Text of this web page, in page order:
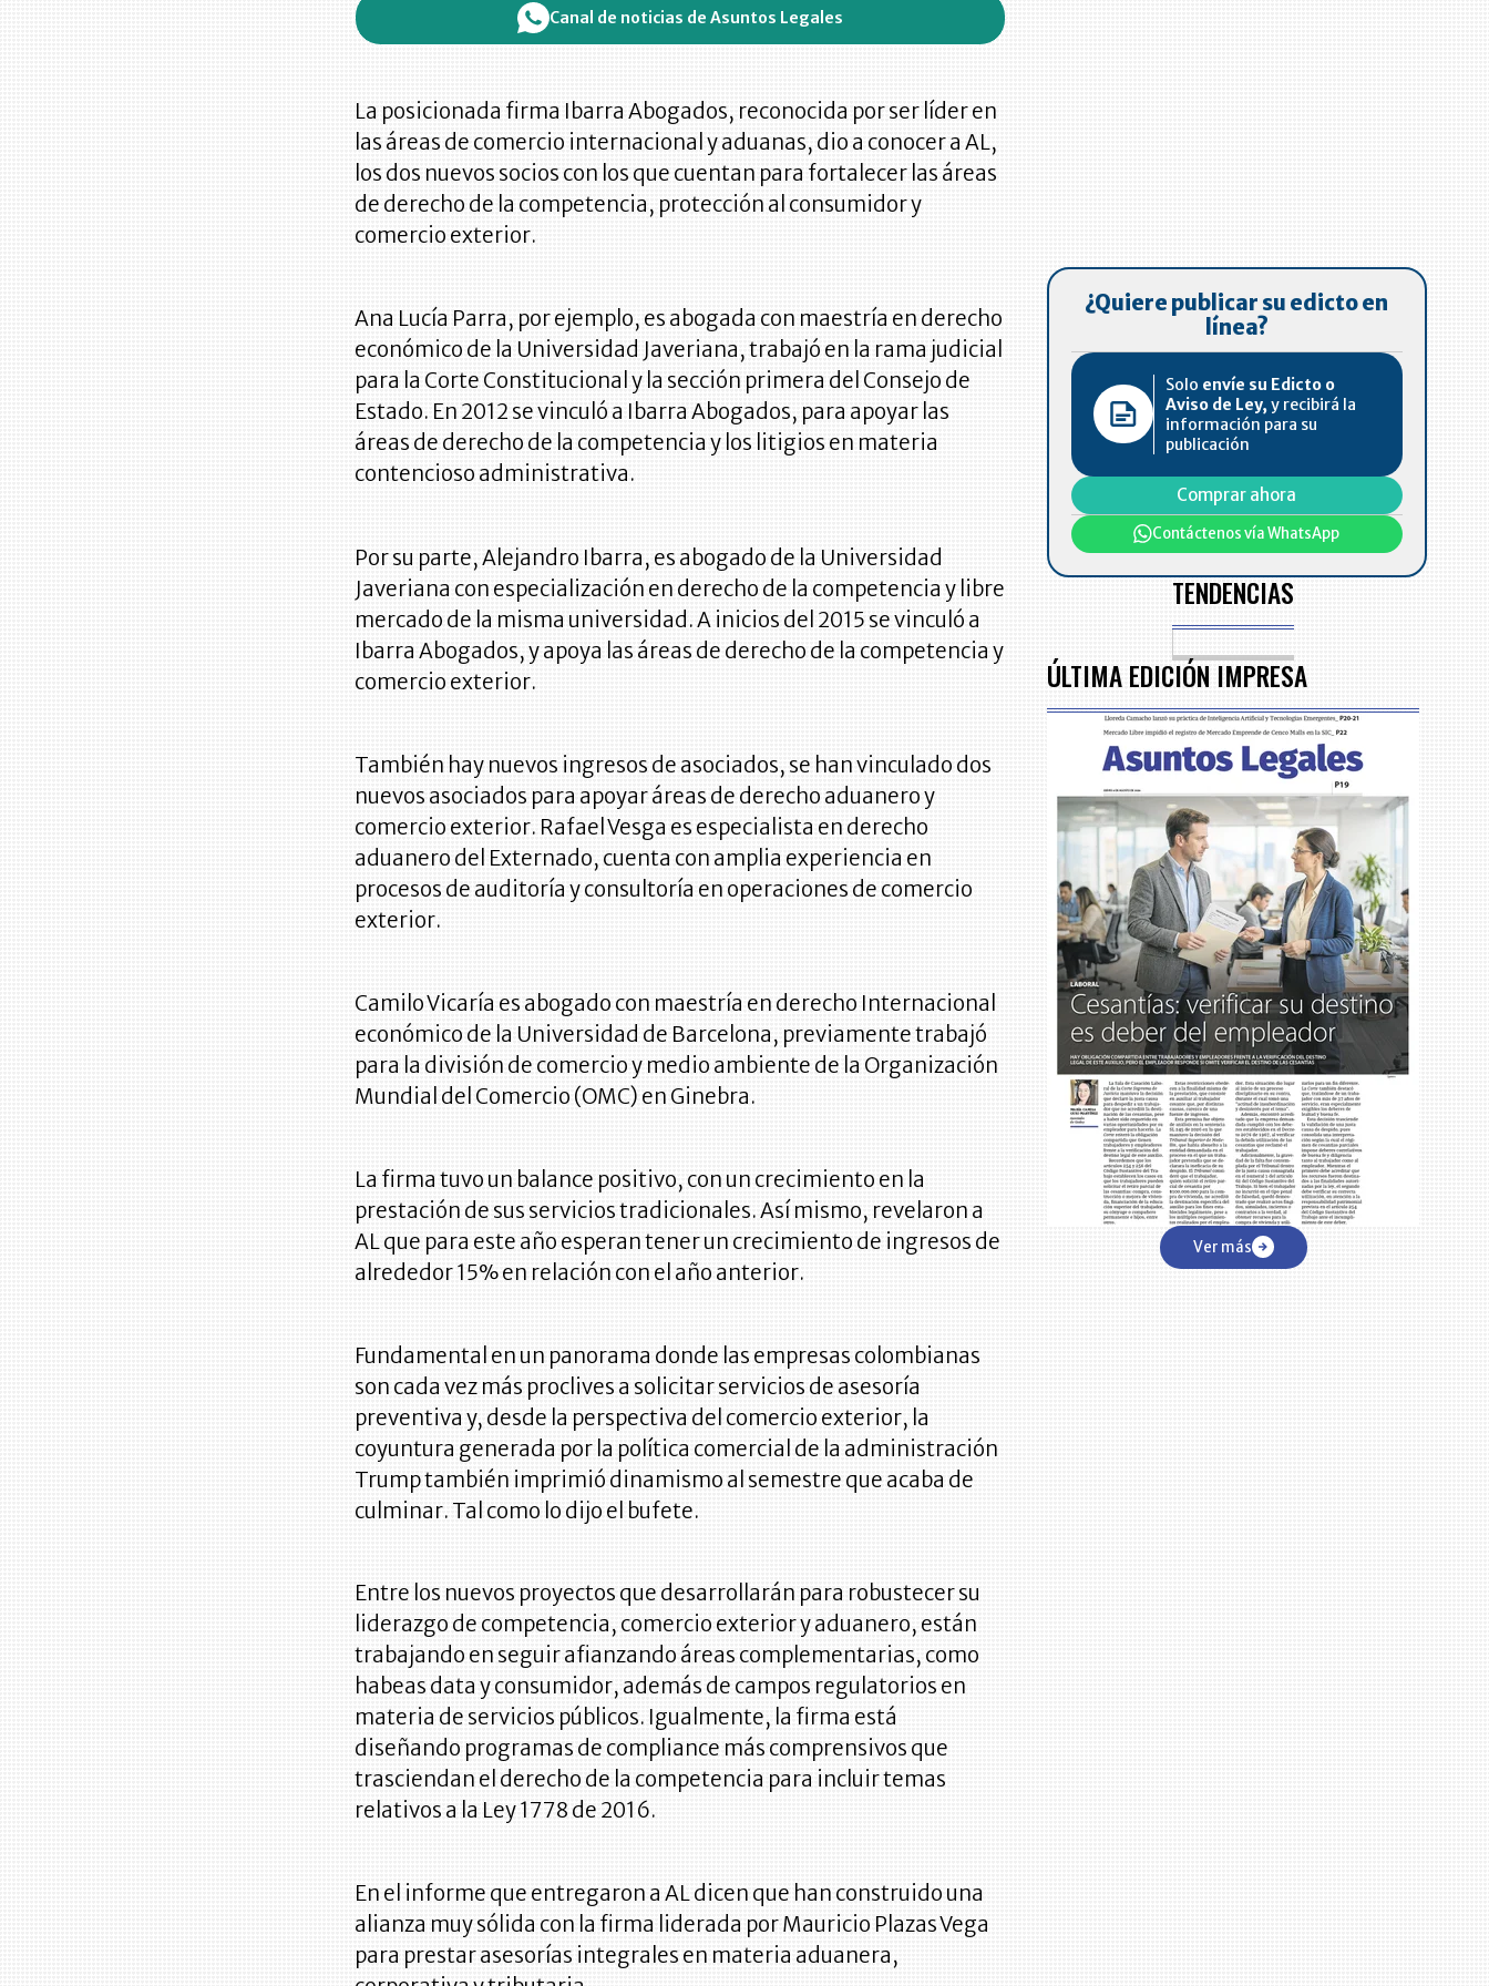
Canal de noticias de Asuntos Legales
La posicionada firma Ibarra Abogados, reconocida por ser líder en
las áreas de comercio internacional y aduanas, dio a conocer a AL,
los dos nuevos socios con los que cuentan para fortalecer las áreas
de derecho de la competencia, protección al consumidor y
comercio exterior.
Ana Lucía Parra, por ejemplo, es abogada con maestría en derecho
económico de la Universidad Javeriana, trabajó en la rama judicial
para la Corte Constitucional y la sección primera del Consejo de
Estado. En 2012 se vinculó a Ibarra Abogados, para apoyar las
áreas de derecho de la competencia y los litigios en materia
contencioso administrativa.
Por su parte, Alejandro Ibarra, es abogado de la Universidad
Javeriana con especialización en derecho de la competencia y libre
mercado de la misma universidad. A inicios del 2015 se vinculó a
Ibarra Abogados, y apoya las áreas de derecho de la competencia y
comercio exterior.
También hay nuevos ingresos de asociados, se han vinculado dos
nuevos asociados para apoyar áreas de derecho aduanero y
comercio exterior. Rafael Vesga es especialista en derecho
aduanero del Externado, cuenta con amplia experiencia en
procesos de auditoría y consultoría en operaciones de comercio
exterior.
Camilo Vicaría es abogado con maestría en derecho Internacional
económico de la Universidad de Barcelona, previamente trabajó
para la división de comercio y medio ambiente de la Organización
Mundial del Comercio (OMC) en Ginebra.
La firma tuvo un balance positivo, con un crecimiento en la
prestación de sus servicios tradicionales. Así mismo, revelaron a
AL que para este año esperan tener un crecimiento de ingresos de
alrededor 15% en relación con el año anterior.
Fundamental en un panorama donde las empresas colombianas
son cada vez más proclives a solicitar servicios de asesoría
preventiva y, desde la perspectiva del comercio exterior, la
coyuntura generada por la política comercial de la administración
Trump también imprimió dinamismo al semestre que acaba de
culminar. Tal como lo dijo el bufete.
Entre los nuevos proyectos que desarrollarán para robustecer su
liderazgo de competencia, comercio exterior y aduanero, están
trabajando en seguir afianzando áreas complementarias, como
habeas data y consumidor, además de campos regulatorios en
materia de servicios públicos. Igualmente, la firma está
diseñando programas de compliance más comprensivos que
trasciendan el derecho de la competencia para incluir temas
relativos a la Ley 1778 de 2016.
En el informe que entregaron a AL dicen que han construido una
alianza muy sólida con la firma liderada por Mauricio Plazas Vega
para prestar asesorías integrales en materia aduanera,
¿Quiere publicar su edicto en
línea?
Solo envíe su Edicto o
Aviso de Ley, y recibirá la
información para su
publicación
Comprar ahora
Contáctenos vía WhatsApp
TENDENCIAS
ÚLTIMA EDICIÓN IMPRESA
Ver más